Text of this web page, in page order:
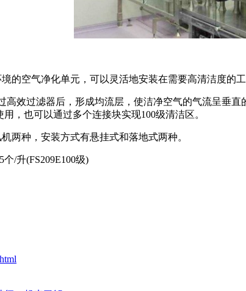
空气净化单元，可以灵活地安装在需要高清洁度的
过滤器后，形成均流层，使洁净空气的气流呈垂直
，也可以通过多个连接块实现100级清洁区。
种，安装方式有悬挂式和落地式两种。
/升(FS209E100级)